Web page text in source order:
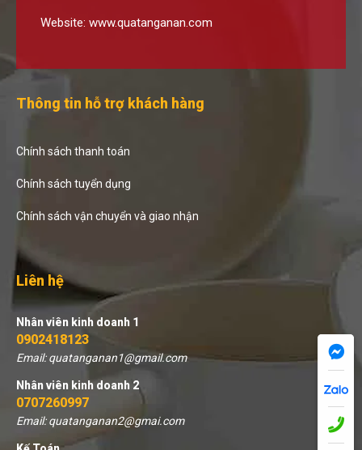
Website: www.quatanganan.com
Thông tin hỗ trợ khách hàng
Chính sách thanh toán
Chính sách tuyển dụng
Chính sách vận chuyển và giao nhận
Liên hệ
Nhân viên kinh doanh 1
0902418123
Email: quatanganan1@gmail.com
Nhân viên kinh doanh 2
0707260997
Email: quatanganan2@gmai.com